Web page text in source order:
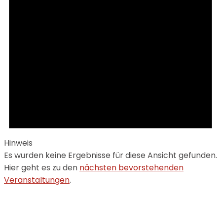
Hinweis
Es wurden keine Ergebnisse für diese Ansicht gefunden.
Hier geht es zu den nächsten bevorstehenden
Veranstaltungen.